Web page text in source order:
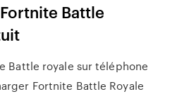
Battle
Battle royale sur téléphone
Fortnite Battle Royale